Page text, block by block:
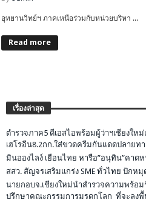
อุทยานวิทย์ฯ ภาคเหนือร่วมกับหน่วยบริหา ...
Read more
เรื่องล่าสุด
ตำรวจภาค5 ดีเอสไอพร้อมผู้ว่าฯเชียงให
เฮโรอีน8.2กก.ใส่ขวดครีมกันแดดปลายทา
มินอองไลง์ เยือนไทย หารือ”อนุทิน”คา
สสว. สัญจรเสริมแกร่ง SME ทั่วไทย ปักห
นายกอบจ.เชียงใหม่นำสำรวจความพร้อ
ปรึกษาคณะกรรมการมรดกโลก ที่จะลงพื้